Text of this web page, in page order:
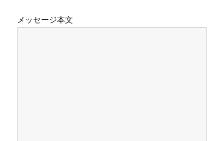
メッセージ本文